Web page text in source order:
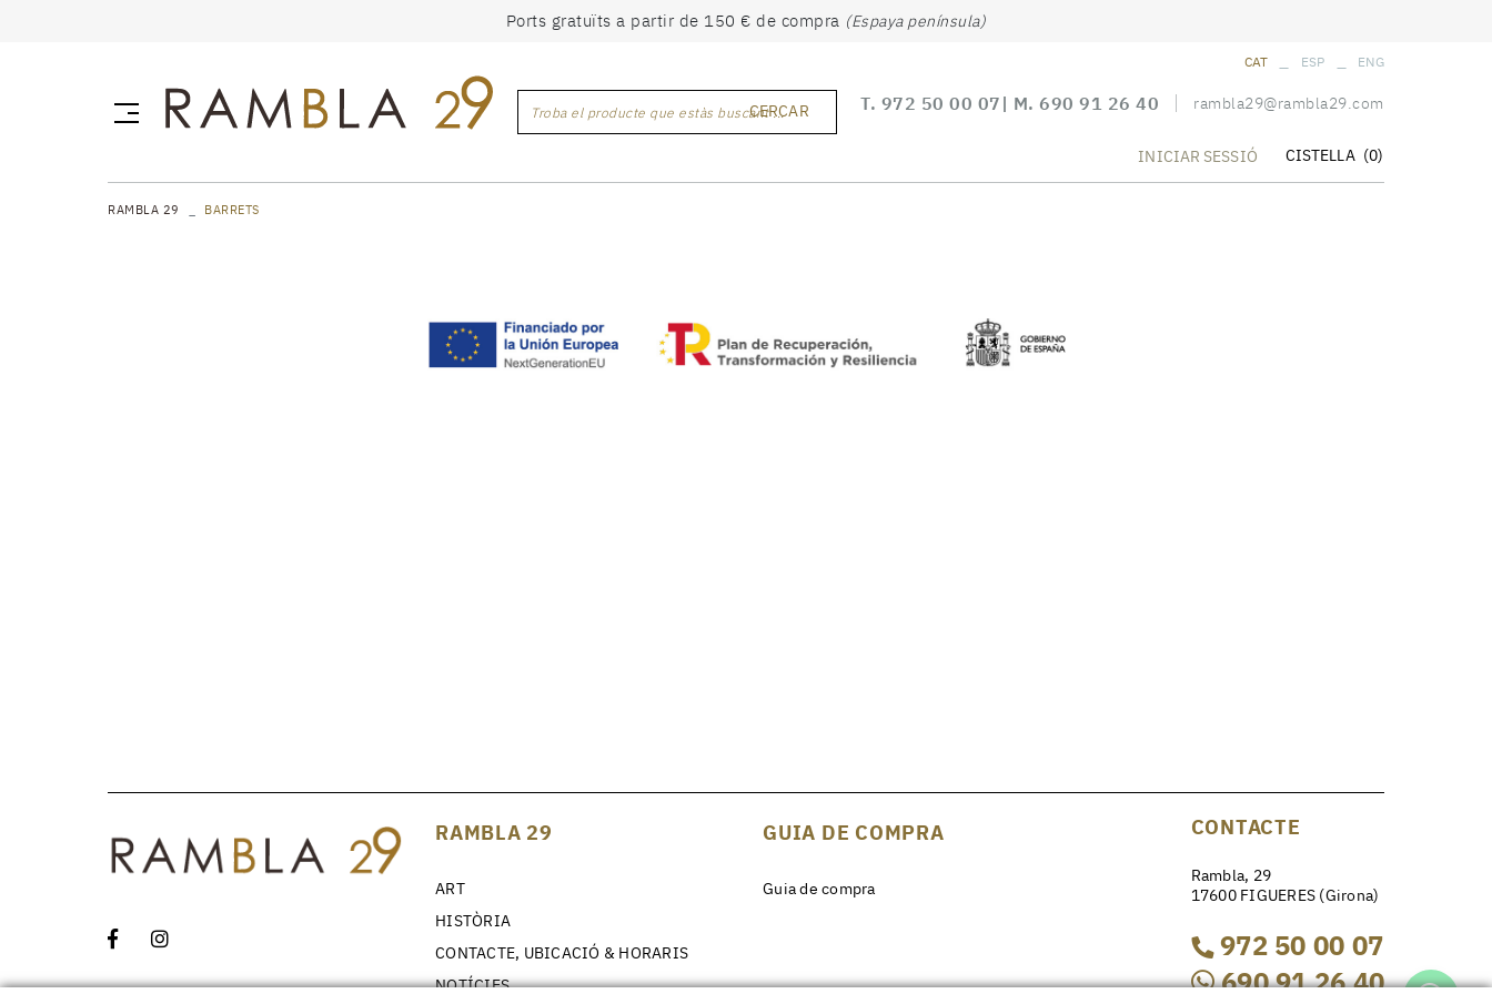
Ports gratuïts a partir de 150 € de compra (Espaya península)
Troba el producte que estàs buscant ...
CERCAR
CAT ESP ENG
T. 972 50 00 07 | M. 690 91 26 40 rambla29@rambla29.com
INICIAR SESSIÓ CISTELLA (0)
RAMBLA 29 BARRETS
RAMBLA 29
ART
HISTÒRIA
CONTACTE, UBICACIÓ & HORARIS
NOTÍCIES
GUIA DE COMPRA
Guia de compra
CONTACTE
Rambla, 29
17600 FIGUERES (Girona)
972 50 00 07
690 91 26 40